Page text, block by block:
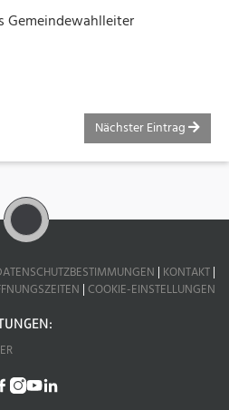
Gemeindewahlleiter
Nächster Eintrag
| KONTAKT|
|COOKIE-EINSTELLUNGEN